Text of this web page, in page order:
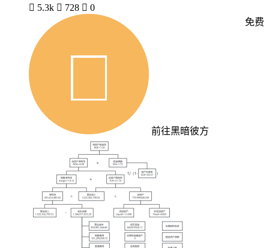
 5.3k  728  0
前往黑暗彼方
免费